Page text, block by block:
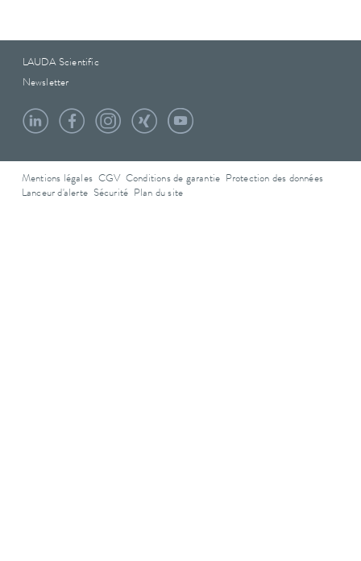
LAUDA Scientific
Newsletter
Mentions légales CGV Conditions de garantie
Protection des données
Lanceur d'alerte Sécurité Plan du site